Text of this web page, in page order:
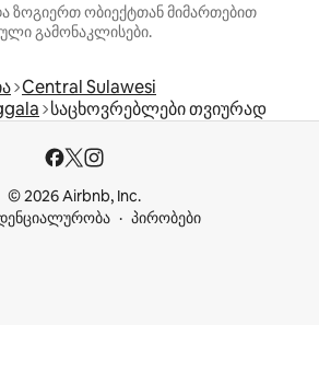
ზოგიერთ ობიექტთან მიმართებით
გამონაკლისები.
Central Sulawesi
საცხოვრებლები თვიურად
© 2026 Airbnb, Inc.
პირობები